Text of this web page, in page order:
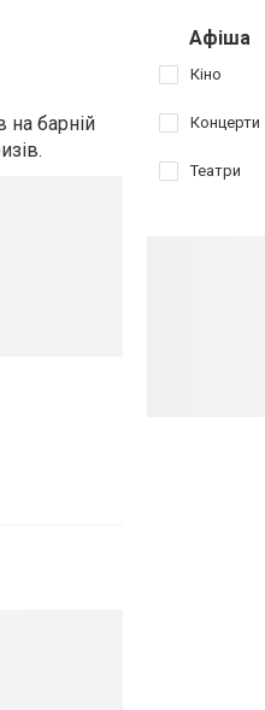
на барній
Афіша
Кіно
Концерти
Театри